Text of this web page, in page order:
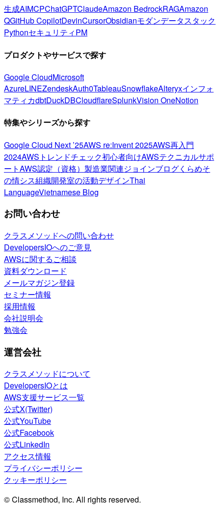
生成AIMCPChatGPTClaudeAmazon BedrockRAGAmazon
QGitHub CopilotDevinCursorObsidianモダンデータスタック
PythonセキュリティPM
プロダクトやサービスで探す
Google CloudMicrosoft
AzureLINEZendeskAuth0TableauSnowflakeAlteryxインフォ
マティカdbtDuckDBCloudflareSplunkVision OneNotion
特集やシリーズから探す
Google Cloud Next ’25AWS re:Invent 2025AWS再入門
2024AWSトレンドチェック初心者向けAWSテクニカルサポ
ートAWS認定（資格） 製造業関連ジョインブログくらめそ
の情シス組織開発室の活動デザインThai
LanguageVietnamese Blog
お問い合わせ
クラスメソッドへの問い合わせ
DevelopersIOへのご意見
AWSに関するご相談
資料ダウンロード
メールマガジン登録
セミナー情報
採用情報
会社説明会
勉強会
運営会社
クラスメソッドについて
DevelopersIOとは
AWS支援サービス一覧
公式X(Twitter)
公式YouTube
公式Facebook
公式LinkedIn
アクセス情報
プライバシーポリシー
クッキーポリシー
© Classmethod, Inc. All rights reserved.